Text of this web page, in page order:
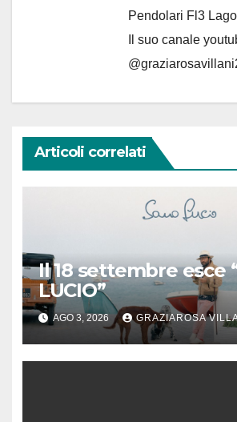
Pendolari Fl3
Il suo canale
Articoli correlati
Il 18 settembre esce
LUCIO”
AGO 3, 2026 GRAZIAROSA